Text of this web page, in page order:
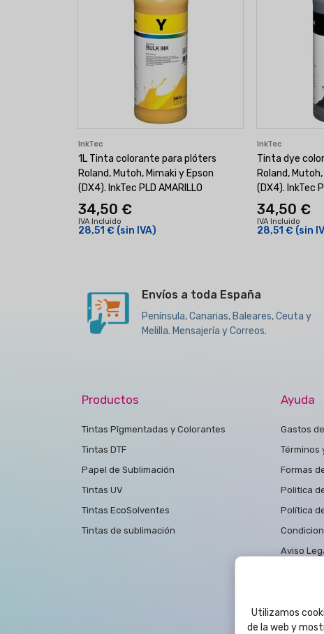
InkTec
1L Tinta colorante para plóters
Roland, Mutoh, Mimaki y Epson
(DX4). InkTec PLD AMARILLO
34,50 €
IVA Incluido
28,51 € (sin IVA)
InkTec
Tinta dye
Roland,
(DX4). InkTec
34,50 €
IVA Incluido
28,51 € (sin
Envíos a toda España
Península, Canarias, Baleares, Ceuta y
Melilla. Mensajería y Correos.
Productos
Tintas Pîgmentadas y Colorantes
Tintas DTF
Papel de Sublimación
Tintas UV
Tintas EcoSolventes
Tintas de sublimación
Ayuda
Gastos
Términos
Formas
Politica
Política
Aviso
Utilizamos
de la web y